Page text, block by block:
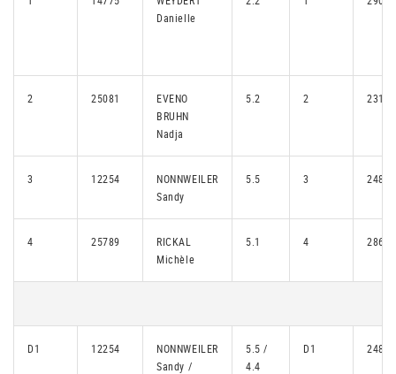
Danielle
2 25081
EVENO
BRUHN
Nadja
5.2 2 23191
3 12254
NONNWEILER
Sandy
5.5 3 24848
4 25789
RICKAL
Michèle
5.1 4 28693
D1 12254
NONNWEILER
Sandy /
5.5 /
4.4
D1 24848